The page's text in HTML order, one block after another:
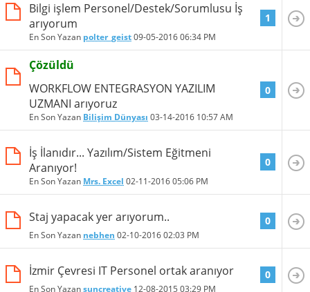
Bilgi işlem Personel/Destek/Sorumlusu İş
arıyorum
En Son Yazan polter_geist09-05-201606:34 PM
1
Çözüldü
WORKFLOW ENTEGRASYON YAZILIM
UZMANI arıyoruz
En Son Yazan Bilişim Dünyası 03-14-2016 10:57 AM
0
İş İlanıdır... Yazılım/Sistem Eğitmeni
Aranıyor!
En Son Yazan Mrs. Excel 02-11-201605:06 PM
0
Staj yapacak yer arıyorum..
En Son Yazan nebhen 02-10-201602:03 PM
0
İzmir Çevresi IT Personel ortak aranıyor
En Son Yazansuncreative 12-08-2015 03:29 PM
0